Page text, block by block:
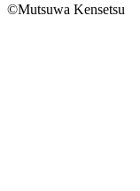
©Mutsuwa Kensetsu